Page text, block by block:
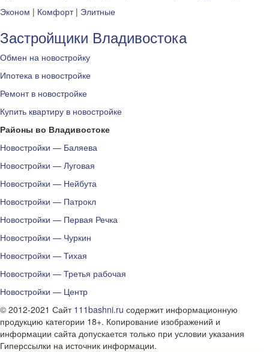
Эконом | Комфорт| Элитные
Застройщики Владивостока
Обмен на новостройку
Ипотека в новостройке
Ремонт в новостройке
Купить квартиру в новостройке
Районы во Владивостоке
Новостройки — Баляева
Новостройки — Луговая
Новостройки — Нейбута
Новостройки — Патрокл
Новостройки — Первая Речка
Новостройки — Чуркин
Новостройки — Тихая
Новостройки — Третья рабочая
Новостройки — Центр
© 2012-2021 Сайт 111bashni.ru содержит информационную
продукцию категории 18+. Копирование изображений и
информации сайта допускается только при условии указания
Гиперссылки на источник информации.